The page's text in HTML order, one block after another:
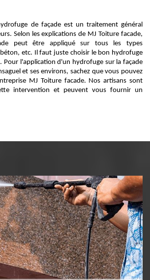
de façade est un traitement général
Selon les explications de MJ Toiture facade,
peut être appliqué sur tous les types
etc. Il faut juste choisir le bon hydrofuge
Pour l'application d'un hydrofuge sur la façade
et ses environs, sachez que vous pouvez
MJ Toiture facade. Nos artisans sont
intervention et peuvent vous fournir un